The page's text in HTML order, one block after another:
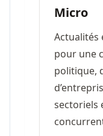
Micro
Actualités
pour une
politique,
sectoriels